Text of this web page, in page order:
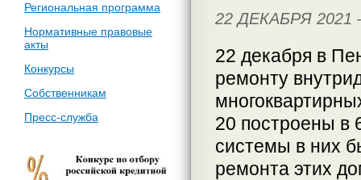
Региональная программа
Нормативные правовые
акты
Конкурсы
Собственникам
Пресс-служба
22 ДЕКАБРЯ
22 декабря в
ремонту
20 построены в
системы в них
ремонта этих